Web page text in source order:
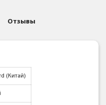
Отзывы
(Китай)